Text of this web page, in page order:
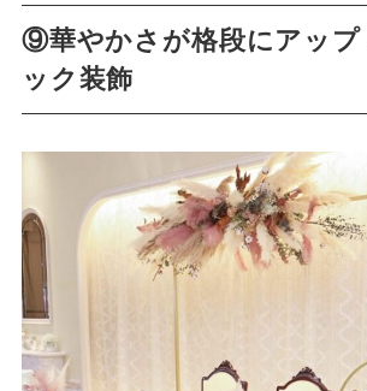
⑨華やかさが格段にアップ
ック装飾